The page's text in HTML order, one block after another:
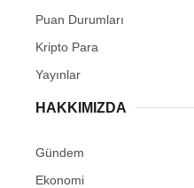
Puan Durumları
Kripto Para
Yayınlar
HAKKIMIZDA
Gündem
Ekonomi